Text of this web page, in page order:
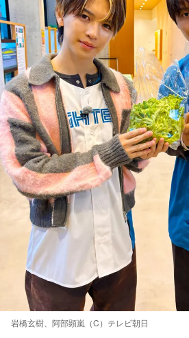
岩橋玄樹、阿部顕嵐（C）テレビ朝日